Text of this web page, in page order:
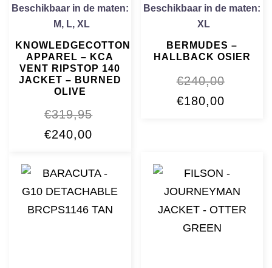
Beschikbaar in de maten:
M, L, XL
KNOWLEDGECOTTON
APPAREL – KCA
VENT RIPSTOP 140
JACKET – BURNED
OLIVE
€319,95
Oorspronkelijke
was:
€319,95.
€240,00
is:
€240,00.
Beschikbaar in de maten:
XL
BERMUDES –
HALLBACK OSIER
€240,00
Oorspronkelijke
€180,00